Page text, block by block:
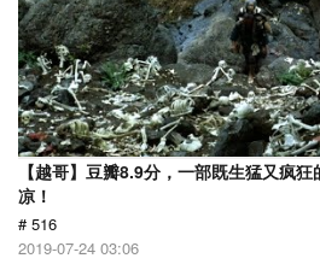
【越哥】豆瓣8.9分，一部既生猛又疯
凉！
# 516
2019-07-24 03:06